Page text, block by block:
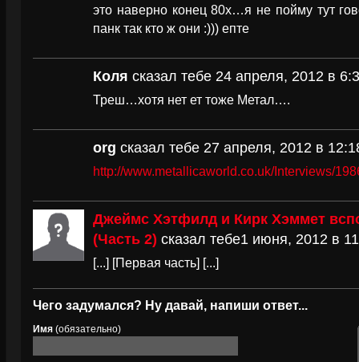
это наверно конец 80х…я не пойму тут
панк так кто ж они :))) епте
Коля сказал тебе 24 апреля, 2012 в
Треш…хотя нет ет тоже Метал….
org сказал тебе 27 апреля, 2012 в
http://www.metallicaworld.co.uk/Interviews/
Джеймс Хэтфилд и Кирк Хэммет
(Часть 2) сказал тебе1 июня, 2012 в
[...] [Первая часть] [...]
Чего задумался? Ну давай, напиши ответ...
Имя (обязательно)